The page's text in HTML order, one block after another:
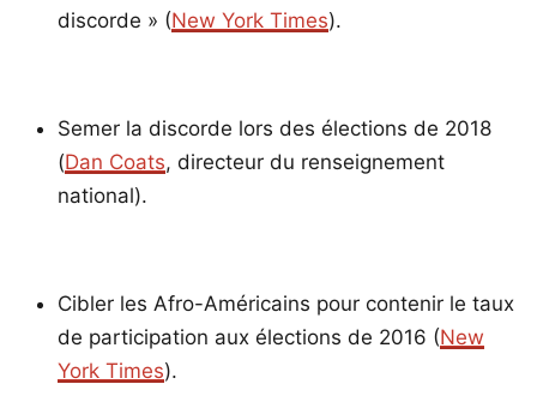
discorde » (New York Times).
Semer la discorde lors des élections de 2018
(Dan Coats, directeur du renseignement
national).
Cibler les Afro-Américains pour contenir le taux
de participation aux élections de 2016 (New
York Times).